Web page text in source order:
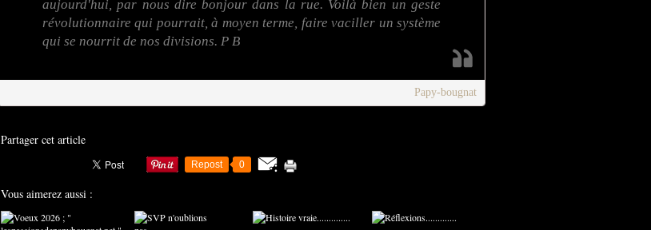
aujourd'hui, par nous dire bonjour dans la rue. Voilà bien un geste
révolutionnaire qui pourrait, à moyen terme, faire vaciller un système
qui se nourrit de nos divisions. P B
Papy-bougnat
Partager cet article
Repost 0
Vous aimerez aussi :